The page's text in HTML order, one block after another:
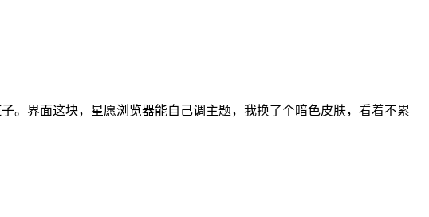
。界面这块，星愿浏览器能自己调主题，我换了个暗色皮肤，看着不累